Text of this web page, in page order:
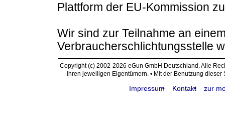
Plattform der EU-Kommission
Wir sind zur Teilnahme an
Verbraucherschlichtungsstelle
Copyright (c) 2002-2026 eGun GmbH Deutschland. Alle
ihren jeweiligen Eigentümern. • Mit der Benutzung
Impressum Kontakt zur